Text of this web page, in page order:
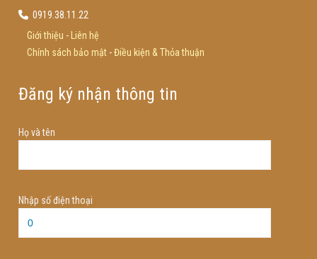
0919.38.11.22
Giới thiệu -
Liên hệ
Chính sách bảo mật-Điều kiện & Thỏa thuận
Đăng ký nhận thông tin
Họ và tên
Nhập số điện thoại